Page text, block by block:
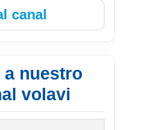
canal
nuestro
volavi